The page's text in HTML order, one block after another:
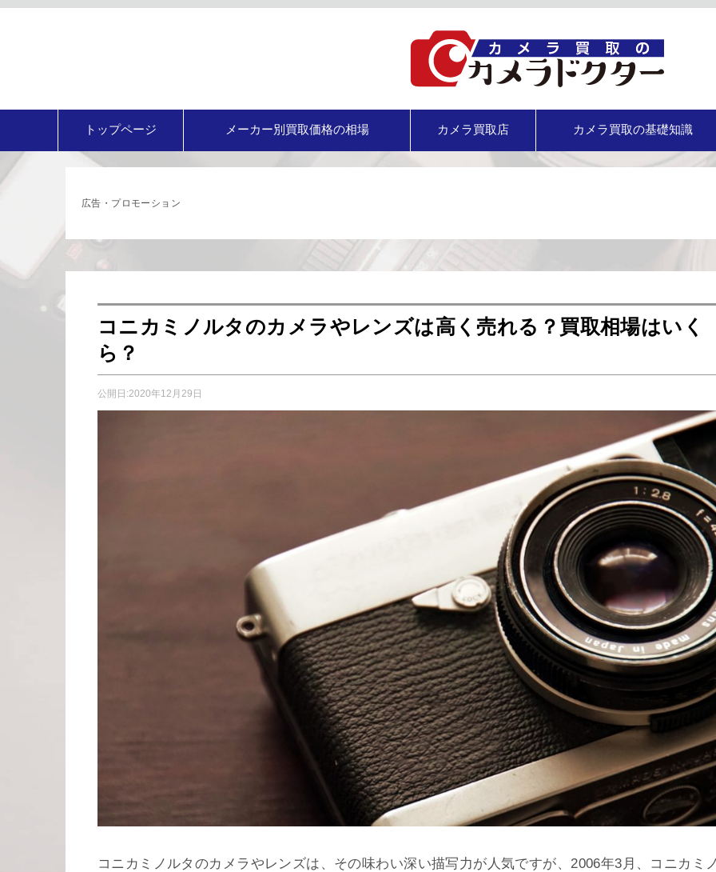
トップページ メーカー別買取価格の相場 カメラ買取店 カメラ買取の基礎知識
広告・プロモーション
コニカミノルタのカメラやレンズは高く売れる？買取相場はいく
ら？
公開日:2020年12月29日
コニカミノルタのカメラやレンズは、その味わい深い描写力が人気ですが、2006年3月、コニカミ